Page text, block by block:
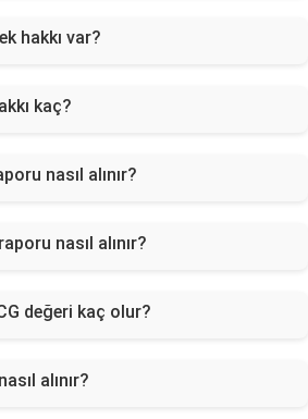
hakkı var?
kaç?
nasıl alınır?
nasıl alınır?
değeri kaç olur?
alınır?